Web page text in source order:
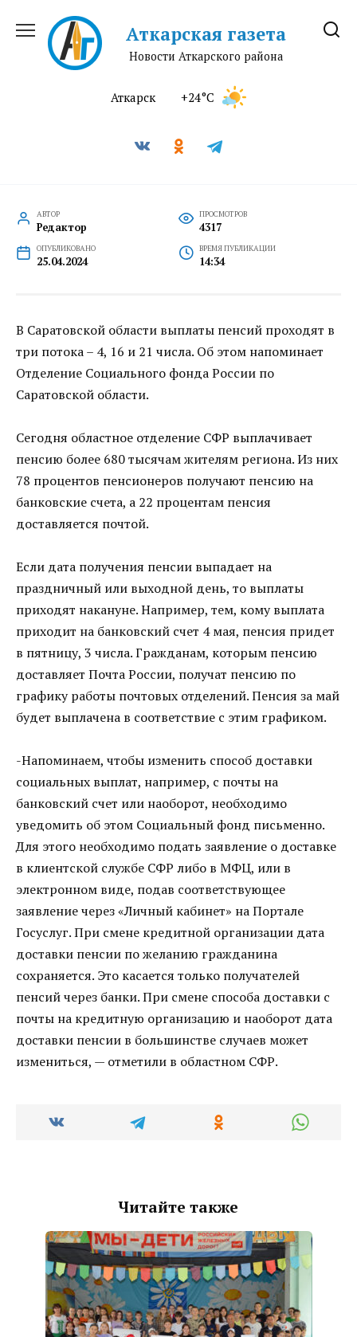
содержанию
Аткарская газета
Новости Аткарского района
Аткарск +24°C
АВТОР
Редактор
ПРОСМОТРОВ
4317
ОПУБЛИКОВАНО
25.04.2024
ВРЕМЯ ПУБЛИКАЦИИ
14:34
В Саратовской области выплаты пенсий проходят в
три потока – 4, 16 и 21 числа. Об этом напоминает
Отделение Социального фонда России по
Саратовской области.
Сегодня областное отделение СФР выплачивает
пенсию более 680 тысячам жителям региона. Из них
78 процентов пенсионеров получают пенсию на
банковские счета, а 22 процентам пенсия
доставляется почтой.
Если дата получения пенсии выпадает на
праздничный или выходной день, то выплаты
приходят накануне. Например, тем, кому выплата
приходит на банковский счет 4 мая, пенсия придет
в пятницу, 3 числа. Гражданам, которым пенсию
доставляет Почта России, получат пенсию по
графику работы почтовых отделений. Пенсия за май
будет выплачена в соответствие с этим графиком.
-Напоминаем, чтобы изменить способ доставки
социальных выплат, например, с почты на
банковский счет или наоборот, необходимо
уведомить об этом Социальный фонд письменно.
Для этого необходимо подать заявление о доставке
в клиентской службе СФР либо в МФЦ, или в
электронном виде, подав соответствующее
заявление через «Личный кабинет» на Портале
Госуслуг. При смене кредитной организации дата
доставки пенсии по желанию гражданина
сохраняется. Это касается только получателей
пенсий через банки. При смене способа доставки с
почты на кредитную организацию и наоборот дата
доставки пенсии в большинстве случаев может
измениться, — отметили в областном СФР.
Читайте также